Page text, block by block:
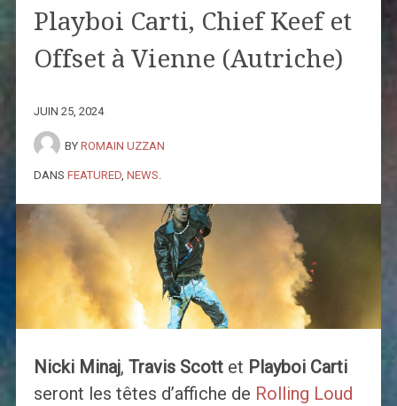
Playboi Carti, Chief Keef et
Offset à Vienne (Autriche)
JUIN 25, 2024
BY ROMAIN UZZAN
DANS FEATURED, NEWS
Nicki Minaj, Travis Scottet Playboi Carti
seront les têtes d’affiche de Rolling Loud